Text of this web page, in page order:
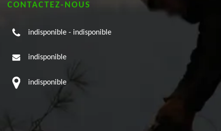
CONTACTEZ-NOUS
indisponible - indisponible
indisponible
indisponible